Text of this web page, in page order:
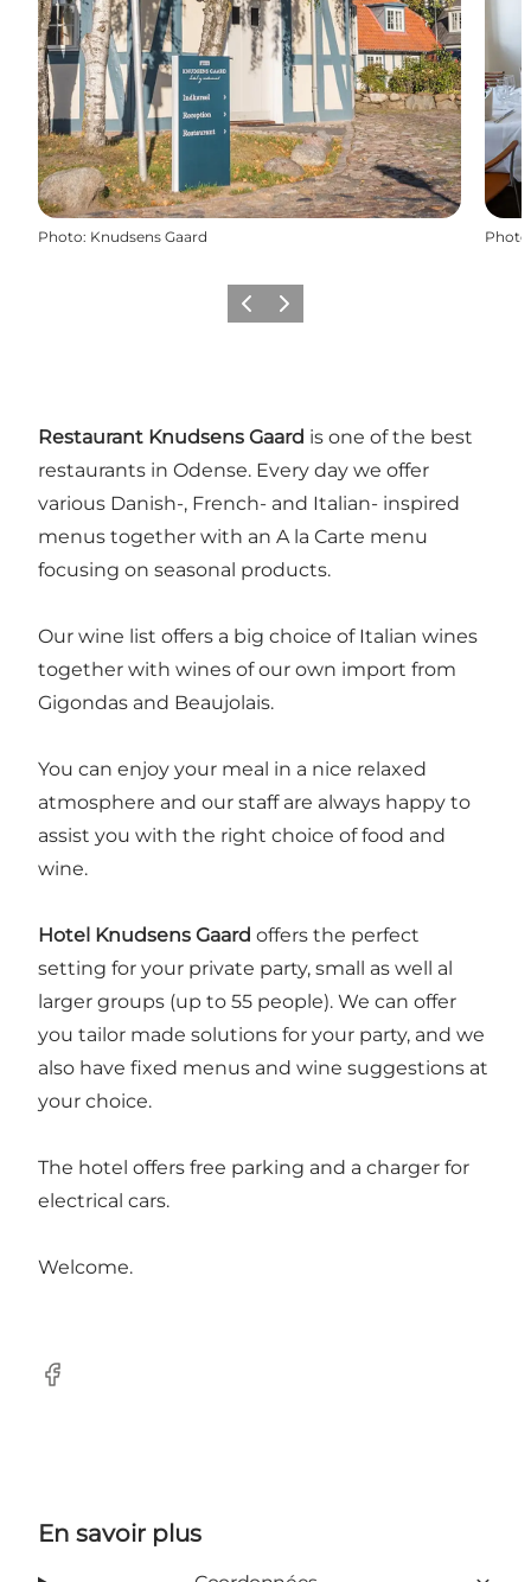
Photo: Knudsens Gaard Photo
PrécédentSuivant
Restaurant Knudsens Gaard is one of the best
restaurants in Odense. Every day we offer
various Danish-, French- and Italian- inspired
menus together with an A la Carte menu
focusing on seasonal products.
Our wine list offers a big choice of Italian wines
together with wines of our own import from
Gigondas and Beaujolais.
You can enjoy your meal in a nice relaxed
atmosphere and our staff are always happy to
assist you with the right choice of food and
wine.
Hotel Knudsens Gaard offers the perfect
setting for your private party, small as well al
larger groups (up to 55 people). We can offer
you tailor made solutions for your party, and we
also have fixed menus and wine suggestions at
your choice.
The hotel offers free parking and a charger for
electrical cars.
Welcome.
Facebook
En savoir plus